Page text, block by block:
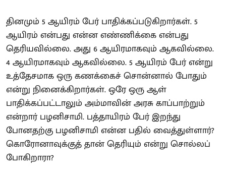
தினமும் 5 ஆயிரம் பேர் பாதிக்கப்படுகிறார்கள். 5
ஆயிரம் என்பது என்ன எண்ணிக்கை என்பது
தெரியவில்லை. அது 6 ஆயிரமாகவும் ஆகவில்லை.
4 ஆயிரமாகவும் ஆகவில்லை. 5 ஆயிரம் பேர் என்று
உத்தேசமாக ஒரு கணக்கைச் சொன்னால் போதும்
என்று நினைக்கிறார்கள். ஒரே ஒரு ஆள்
பாதிக்கப்பட்டாலும் அம்மாவின் அரசு காப்பாற்றும்
என்றார் பழனிசாமி. பத்தாயிரம் பேர் இறந்து
போனதற்கு பழனிசாமி என்ன பதில் வைத்துள்ளார்?
கொரோனாவுக்குத் தான் தெரியும் என்று சொல்லப்
போகிறாரா?